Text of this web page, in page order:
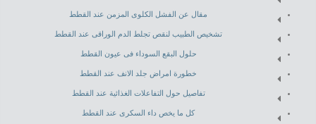
مقال عن الفشل الكلوى المزمن عند القطط
تشخيص الطبيب لنقص تجلط الدم الوراقى عند القطط
حلول البقع السوداء فى عيون القطط
خطورة امراض جلد الانف عند القطط
تفاصيل حول التفاعلات الغذائية عند القطط
كل ما يخص داء السكرى عند القطط